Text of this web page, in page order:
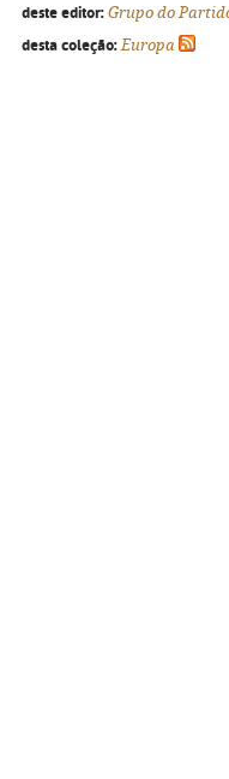
deste editor: Grupo do
desta coleção: Europa